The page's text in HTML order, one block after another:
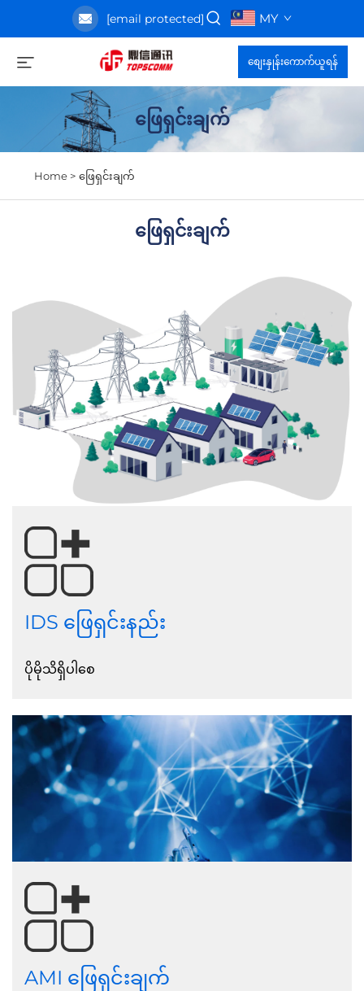
[email protected] MY
စျေးနှုန်းကောက်ယူရန်
ဖြေရှင်းချက်
Home > ဖြေရှင်းချက်
ဖြေရှင်းချက်
IDS ဖြေရှင်းနည်း
ပိုမိုသိရှိပါစေ
AMI ဖြေရှင်းချက်